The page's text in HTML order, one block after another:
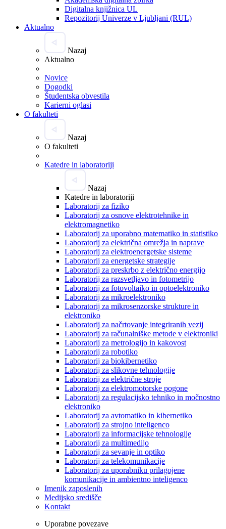
Digitalna knjižnica UL
Repozitorij Univerze v Ljubljani (RUL)
Aktualno
Nazaj
Aktualno
Novice
Dogodki
Študentska obvestila
Karierni oglasi
O fakulteti
Nazaj
O fakulteti
Katedre in laboratoriji
Nazaj
Katedre in laboratoriji
Laboratorij za fiziko
Laboratorij za osnove elektrotehnike in
elektromagnetiko
Laboratorij za uporabno matematiko in statistiko
Laboratorij za električna omrežja in naprave
Laboratorij za elektroenergetske sisteme
Laboratorij za energetske strategije
Laboratorij za preskrbo z električno energijo
Laboratorij za razsvetljavo in fotometrijo
Laboratorij za fotovoltaiko in optoelektroniko
Laboratorij za mikroelektroniko
Laboratorij za mikrosenzorske strukture in
elektroniko
Laboratorij za načrtovanje integriranih vezij
Laboratorij za računalniške metode v elektroniki
Laboratorij za metrologijo in kakovost
Laboratorij za robotiko
Laboratorij za biokibernetiko
Laboratorij za slikovne tehnologije
Laboratorij za električne stroje
Laboratorij za elektromotorske pogone
Laboratorij za regulacijsko tehniko in močnostno
elektroniko
Laboratorij za avtomatiko in kibernetiko
Laboratorij za strojno inteligenco
Laboratorij za informacijske tehnologije
Laboratorij za multimedijo
Laboratorij za sevanje in optiko
Laboratorij za telekomunikacije
Laboratorij za uporabniku prilagojene
komunikacije in ambientno inteligenco
Imenik zaposlenih
Medijsko središče
Kontakt
Uporabne povezave